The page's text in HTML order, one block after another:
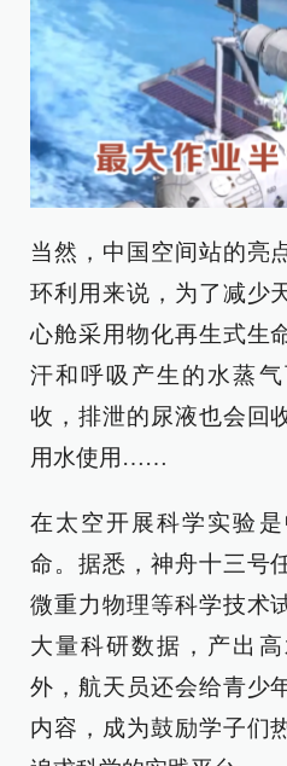
当然，中国空间站的亮
环利用来说，为了减少
心舱采用物化再生式生
汗和呼吸产生的水蒸
收，排泄的尿液也会回
用水使用……
在太空开展科学实验
命。据悉，神舟十三号
微重力物理等科学技术
大量科研数据，产出
外，航天员还会给青少
内容，成为鼓励学子们